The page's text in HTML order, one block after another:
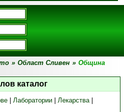
» Област Сливен » Община
каталог
| Лаборатории| Лекарства|